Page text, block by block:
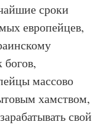
сроки
европейцев,
массово
хамством,
свой